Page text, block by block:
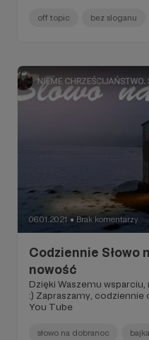
off topic bez sloganu
06.01.2021 ● Brak komentarzy
Codziennie Słowo
nowość
Dzięki Waszemu
:) Zapraszamy, codziennie
You Tube
słowo na dobranoc bajka